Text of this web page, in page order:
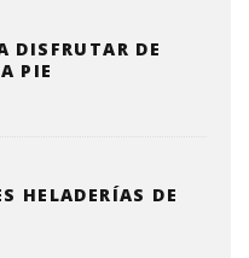
DISFRUTAR DE
PIE
HELADERÍAS DE